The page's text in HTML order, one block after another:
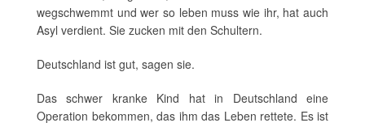
wegschwemmt und wer so leben muss wie ihr, hat auch
Asyl verdient. Sie zucken mit den Schultern.
Deutschland ist gut, sagen sie.
Das schwer kranke Kind hat in Deutschland eine
Operation bekommen, das ihm das Leben rettete. Es ist